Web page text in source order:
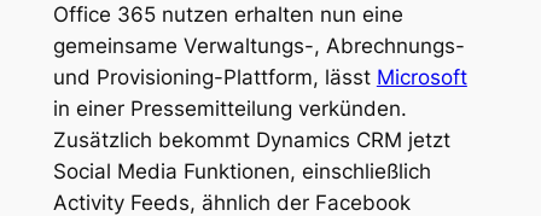
Office 365 nutzen erhalten nun eine
gemeinsame Verwaltungs-, Abrechnungs-
und Provisioning-Plattform, lässt Microsoft
in einer Pressemitteilung verkünden.
Zusätzlich bekommt Dynamics CRM jetzt
Social Media Funktionen, einschließlich
Activity Feeds, ähnlich der Facebook